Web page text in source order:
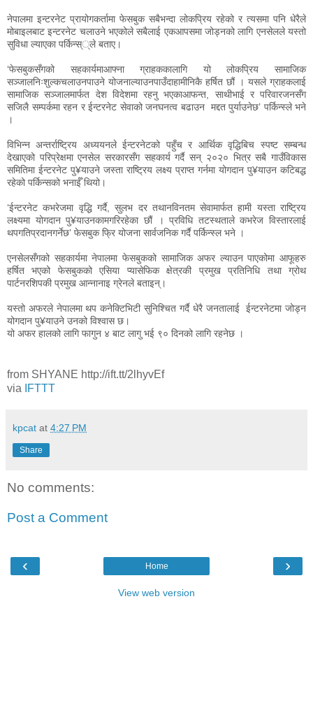
नेपालमा इन्टरनेट प्रायोगकर्तामा फेसबुक सबैभन्दा लोकप्रिय रहेको र त्यसमा पनि धेरैले
मोबाइलबाट इन्टरनेट चलाउने भएकोले सबैलाई एकआपसमा जोड्नको लागि एनसेलले यस्तो
सुविधा ल्याएका पर्किन्स््ले बताए।
‘फेसबुकसँगको सहकार्यमाआफ्ना ग्राहककालागि यो लोकप्रिय सामाजिक
सञ्जालनिःशुल्कचलाउनपाउने योजनाल्याउनपाउँदाहामीनिकै हर्षित छौं । यसले ग्राहकलाई
सामाजिक सञ्जालमार्फत देश विदेशमा रहनु भएकाआफन्त, साथीभाई र परिवारजनसँग
सजिलै सम्पर्कमा रहन र ईन्टरनेट सेवाको जनघनत्व बढाउन मद्दत पुर्याउनेछ’ पर्किन्स्ले भने
।
विभिन्न अन्तर्राष्ट्रिय अध्ययनले ईन्टरनेटको पहुँच र आर्थिक वृद्धिबिच स्पष्ट सम्बन्ध
देखाएको परिप्रेक्षमा एनसेल सरकारसँग सहकार्य गर्दै सन् २०२० भित्र सबै गाउँविकास
समितिमा ईन्टरनेट पु¥याउने जस्ता राष्ट्रिय लक्ष्य प्राप्त गर्नमा योगदान पु¥याउन कटिबद्ध
रहेको पर्किन्सको भनाईँ थियो।
‘ईन्टरनेट कभरेजमा वृद्धि गर्दै, सुलभ दर तथानविनतम सेवामार्फत हामी यस्ता राष्ट्रिय
लक्ष्यमा योगदान पु¥याउनकामगरिरहेका छौं । प्रविधि तटस्थताले कभरेज विस्तारलाई
थपगतिप्रदानगर्नेछ’ फेसबुक फ्रि योजना सार्वजनिक गर्दै पर्किन्स्ल भने ।
एनसेलसँगको सहकार्यमा नेपालमा फेसबुकको सामाजिक अफर ल्याउन पाएकोमा आफूहरु
हर्षित भएको फेसबुकको एसिया प्यासेफिक क्षेत्रकी प्रमुख प्रतिनिधि तथा ग्रोथ
पार्टनरशिपकी प्रमुख आन्नानाइ ग्रेनले बताइन्।
यस्तो अफरले नेपालमा थप कनेक्टिभिटी सुनिश्चित गर्दै धेरै जनतालाई ईन्टरनेटमा जोड्न
योगदान पु¥याउने उनको विश्वास छ।
यो अफर हालको लागि फागुन ४ बाट लागु भई ९० दिनको लागि रहनेछ ।
from SHYANE http://ift.tt/2lhyvEf
via
IFTTT
kpcat at 4:27 PM
Share
No comments:
Post a Comment
‹ ›
Home
View web version